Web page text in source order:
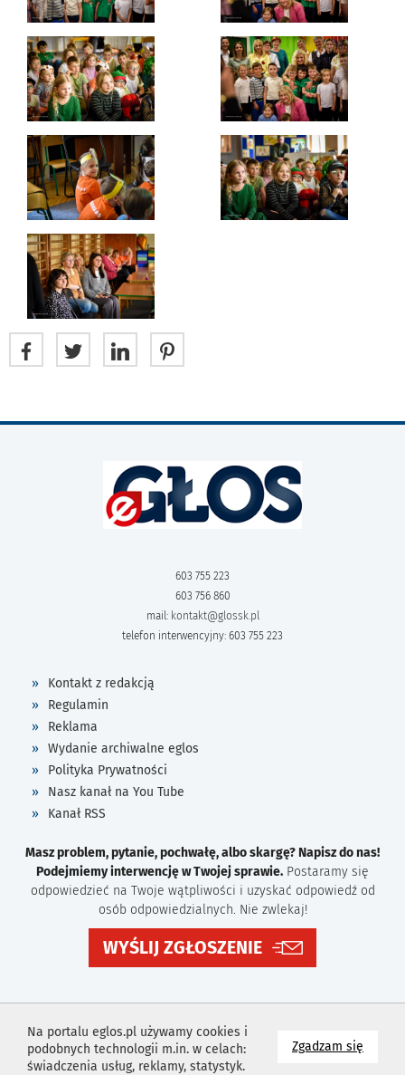
Zgadzam się
Na portalu eglos.pl używamy cookies i
podobnych technologii m.in. w celach:
świadczenia usług, reklamy, statystyk.
603 755 223
603 756 860
mail: kontakt@glossk.pl
telefon interwencyjny: 603 755 223
Kontakt z redakcją
Regulamin
Reklama
Wydanie archiwalne eglos
Polityka Prywatności
Nasz kanał na You Tube
Kanał RSS
Masz problem, pytanie, pochwałę, albo skargę? Napisz do nas!
Podejmiemy interwencję w Twojej sprawie. Postaramy się
odpowiedzieć na Twoje wątpliwości i uzyskać odpowiedź od
osób odpowiedzialnych. Nie zwlekaj!
WYŚLIJ ZGŁOSZENIE